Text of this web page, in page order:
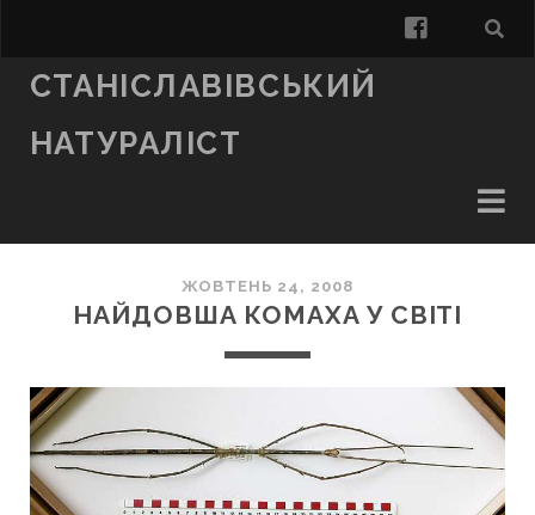
facebook
СТАНІСЛАВІВСЬКИЙ
НАТУРАЛІСТ
ЖОВТЕНЬ 24, 2008
НАЙДОВША КОМАХА У СВІТІ